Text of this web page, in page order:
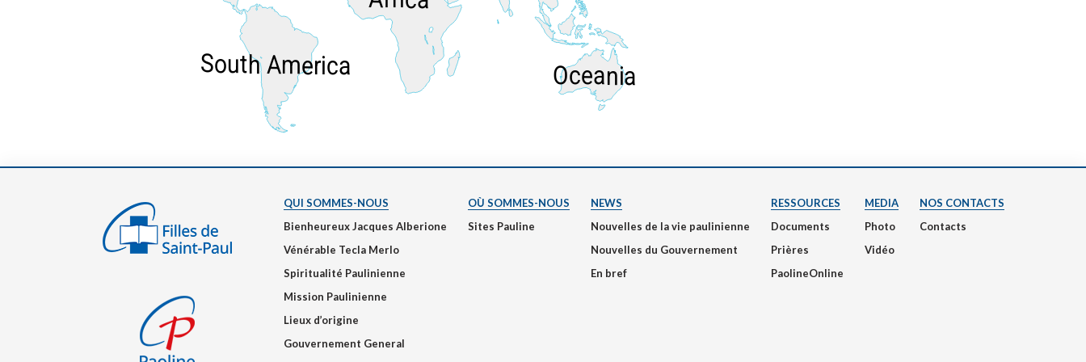
Narzole
San Lorenzo di Fossano
Susa
South America Oceania
QUI SOMMES-NOUS
Bienheureux Jacques Alberione
Vénérable Tecla Merlo
Spiritualité Paulinienne
Mission Paulinienne
Lieux d’origine
Gouvernement General
OÙ SOMMES-NOUS
Sites Pauline
NEWS
Nouvelles de la vie paulinienne
Nouvelles du Gouvernement
En bref
RESSOURCES
Documents
Prières
PaolineOnline
MEDIA
Photo
Vidéo
NOS CONTACTS
Contacts